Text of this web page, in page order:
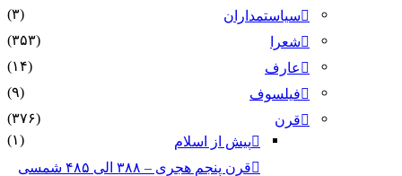
سیاستمداران
(۳)
شعرا
(۳۵۳)
عارف
(۱۴)
فیلسوف
(۹)
قرن
(۳۷۶)
پیش از اسلام
(۱)
قرن پنجم هجری – ۳۸۸ الی ۴۸۵ شمسی